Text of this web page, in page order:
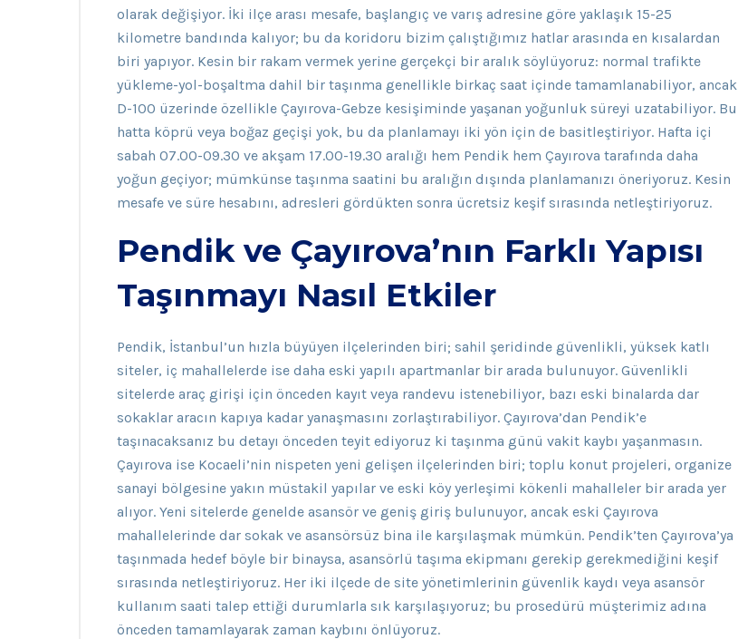
olarak değişiyor. İki ilçe arası mesafe, başlangıç ve varış adresine göre yaklaşık 15-25
kilometre bandında kalıyor; bu da koridoru bizim çalıştığımız hatlar arasında en kısalardan
biri yapıyor. Kesin bir rakam vermek yerine gerçekçi bir aralık söylüyoruz: normal trafikte
yükleme-yol-boşaltma dahil bir taşınma genellikle birkaç saat içinde tamamlanabiliyor, ancak
D-100 üzerinde özellikle Çayırova-Gebze kesişiminde yaşanan yoğunluk süreyi uzatabiliyor. Bu
hatta köprü veya boğaz geçişi yok, bu da planlamayı iki yön için de basitleştiriyor. Hafta içi
sabah 07.00-09.30 ve akşam 17.00-19.30 aralığı hem Pendik hem Çayırova tarafında daha
yoğun geçiyor; mümkünse taşınma saatini bu aralığın dışında planlamanızı öneriyoruz. Kesin
mesafe ve süre hesabını, adresleri gördükten sonra ücretsiz keşif sırasında netleştiriyoruz.
Pendik ve Çayırova’nın Farklı Yapısı
Taşınmayı Nasıl Etkiler
Pendik, İstanbul’un hızla büyüyen ilçelerinden biri; sahil şeridinde güvenlikli, yüksek katlı
siteler, iç mahallelerde ise daha eski yapılı apartmanlar bir arada bulunuyor. Güvenlikli
sitelerde araç girişi için önceden kayıt veya randevu istenebiliyor, bazı eski binalarda dar
sokaklar aracın kapıya kadar yanaşmasını zorlaştırabiliyor. Çayırova’dan Pendik’e
taşınacaksanız bu detayı önceden teyit ediyoruz ki taşınma günü vakit kaybı yaşanmasın.
Çayırova ise Kocaeli’nin nispeten yeni gelişen ilçelerinden biri; toplu konut projeleri, organize
sanayi bölgesine yakın müstakil yapılar ve eski köy yerleşimi kökenli mahalleler bir arada yer
alıyor. Yeni sitelerde genelde asansör ve geniş giriş bulunuyor, ancak eski Çayırova
mahallelerinde dar sokak ve asansörsüz bina ile karşılaşmak mümkün. Pendik’ten Çayırova’ya
taşınmada hedef böyle bir binaysa, asansörlü taşıma ekipmanı gerekip gerekmediğini keşif
sırasında netleştiriyoruz. Her iki ilçede de site yönetimlerinin güvenlik kaydı veya asansör
kullanım saati talep ettiği durumlarla sık karşılaşıyoruz; bu prosedürü müşterimiz adına
önceden tamamlayarak zaman kaybını önlüyoruz.